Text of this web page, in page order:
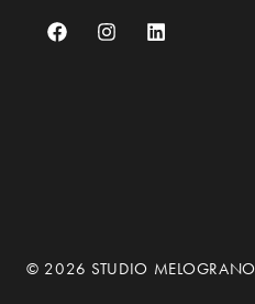
© 2026 STUDIO MELOGRANO